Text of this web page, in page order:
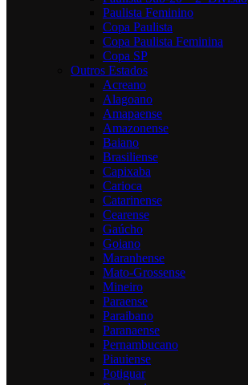
Paulista Feminino
Copa Paulista
Copa Paulista Feminina
Copa SP
Outros Estados
Acreano
Alagoano
Amapaense
Amazonense
Baiano
Brasiliense
Capixaba
Carioca
Catarinense
Cearense
Gaúcho
Goiano
Maranhense
Mato-Grossense
Mineiro
Paraense
Paraibano
Paranaense
Pernambucano
Piauiense
Potiguar